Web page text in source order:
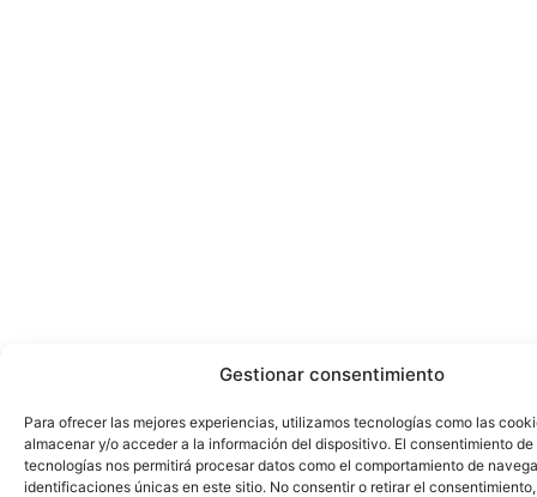
Gestionar consentimiento
Para ofrecer las mejores experiencias, utilizamos tecnologías como las
almacenar y/o acceder a la información del dispositivo. El consentimiento de
tecnologías nos permitirá procesar datos como el comportamiento de
identificaciones únicas en este sitio. No consentir o retirar el